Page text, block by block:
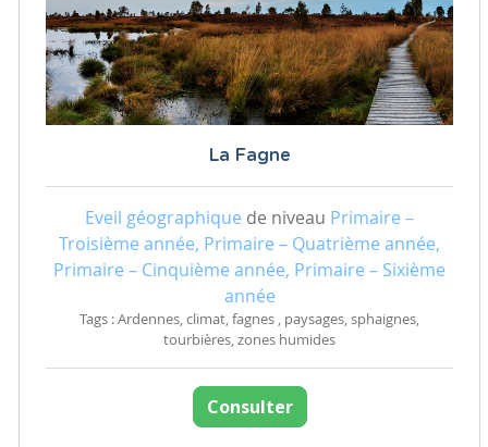
La Fagne
Eveil géographique de niveau Primaire –
Troisième année, Primaire – Quatrième année,
Primaire – Cinquième année, Primaire – Sixième
année
Tags : Ardennes, climat, fagnes , paysages, sphaignes,
tourbières, zones humides
Consulter